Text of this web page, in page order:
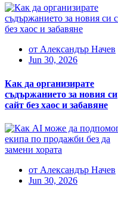
от Александър Начев
Jun 30, 2026
Как да организирате
съдържанието за новия си
сайт без хаос и забавяне
от Александър Начев
Jun 30, 2026